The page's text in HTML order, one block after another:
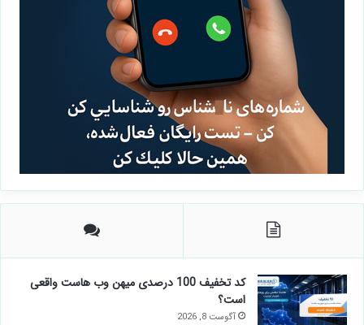
کد تخفیف 100 درصدی میهن وب هاست واقعی
است؟
آگوست 8, 2026